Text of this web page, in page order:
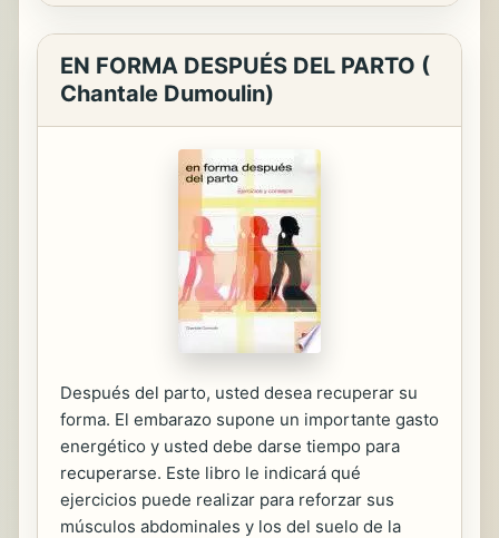
EN FORMA DESPUÉS DEL PARTO (
Chantale Dumoulin)
Después del parto, usted desea recuperar su
forma. El embarazo supone un importante gasto
energético y usted debe darse tiempo para
recuperarse. Este libro le indicará qué
ejercicios puede realizar para reforzar sus
músculos abdominales y los del suelo de la